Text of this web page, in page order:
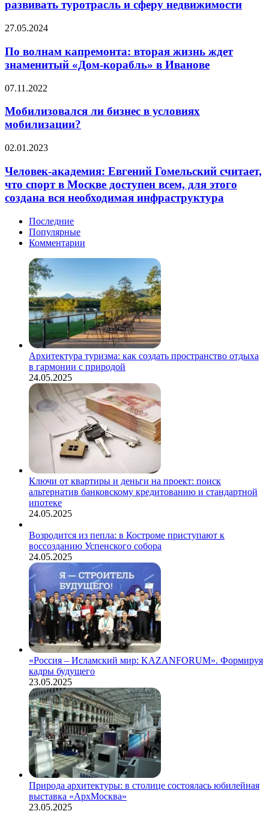
развивать
и
недвижимости
развивать туротрасль и сферу недвижимости
По
капремонта:
вторая
жизнь
знаменитый
корабль»
в
27.05.2024
По волнам капремонта: вторая жизнь ждет
знаменитый «Дом-корабль» в Иванове
Мобилизовался
бизнес
условиях
07.11.2022
Мобилизовался ли бизнес в условиях
мобилизации?
Человек-
Евгений
Гомельский
считает,
что
Москве
доступен
создана
необходимая
инфраструктура
02.01.2023
Человек-академия: Евгений Гомельский считает,
что спорт в Москве доступен всем, для этого
создана вся необходимая инфраструктура
Последние
Популярные
Комментарии
Архитектура туризма: как создать пространство отдыха
в гармонии с природой
24.05.2025
Ключи от квартиры и деньги на проект: поиск
альтернатив банковскому кредитованию и стандартной
ипотеке
24.05.2025
Возродится из пепла: в Костроме приступают к
воссозданию Успенского собора
24.05.2025
«Россия – Исламский мир: KAZANFORUM». Формируя
кадры будущего
23.05.2025
Природа архитектуры: в столице состоялась юбилейная
выставка «АрхМосква»
23.05.2025